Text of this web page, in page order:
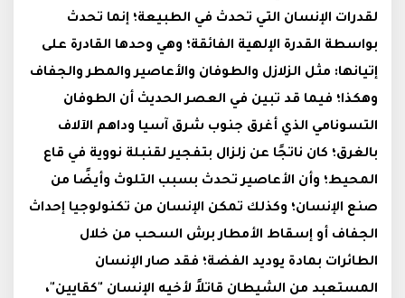
لقدرات الإنسان التي تحدث في الطبيعة؛ إنما تحدث
بواسطة القدرة الإلهية الفائقة؛ وهي وحدها القادرة على
إتيانها: مثل الزلازل والطوفان والأعاصير والمطر والجفاف
وهكذا؛ فيما قد تبين في العصر الحديث أن الطوفان
التسونامي الذي أغرق جنوب شرق آسيا وداهم الآلاف
بالغرق؛ كان ناتجًا عن زلزال بتفجير لقنبلة نووية في قاع
المحيط؛ وأن الأعاصير تحدث بسبب التلوث وأيضًا من
صنع الإنسان؛ وكذلك تمكن الإنسان من تكنولوجيا إحداث
الجفاف أو إسقاط الأمطار برش السحب من خلال
الطائرات بمادة يوديد الفضة؛ فقد صار الإنسان
المستعبد من الشيطان قاتلاً لأخيه الإنسان "كقايين"،